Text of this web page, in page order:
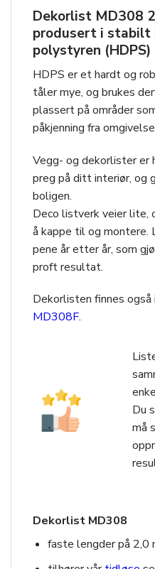
Dekorlist MD308
produsert i stabilt
polystyren (HDPS)
HDPS er et hardt og
tåler mye, og brukes
plassert på områder
påkjenning fra
Vegg- og dekorlister
preg på ditt interiør, og
boligen.
Deco listverk veier
å kappe til og montere.
pene år etter år, som
proft resultat.
Dekorlisten finnes
MD308F.
Du
må
Dekorlist MD308
faste lengder på 2,0